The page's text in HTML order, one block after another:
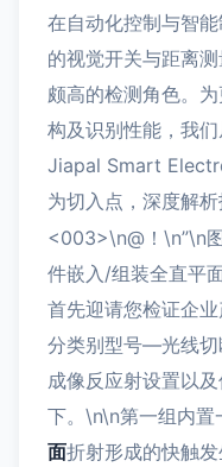
在自动化控制与智
的视觉开关与距离
颇高的检测角色。
构及识别性能，我
Jiapal Smart
为切入点，深度解析
<003>\n@！\n”\n
件嵌入/组装全直平
首先迎请您检证企
分类别型号—光线
成像反应射设置以
下。\n\n第一组内置
面折射形成的快触